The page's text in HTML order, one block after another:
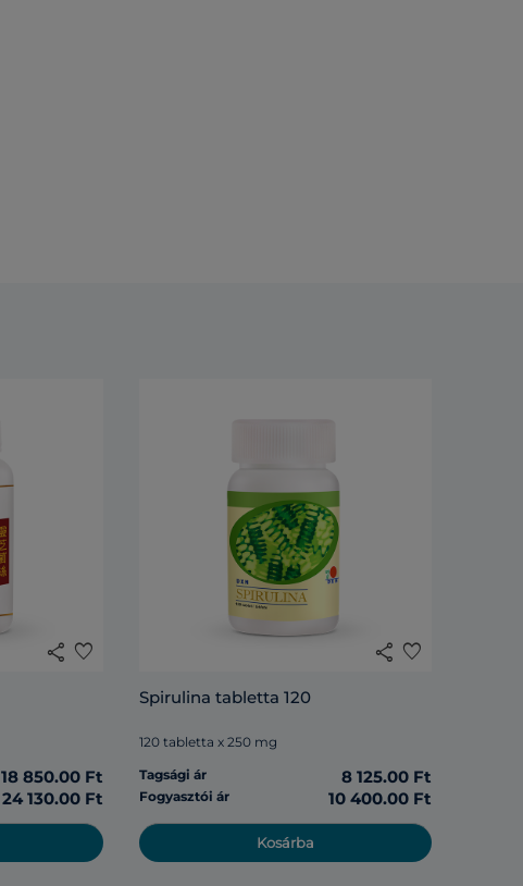
share favorite
18 850.00 Ft
24 130.00 Ft
share favorite
Spirulina tabletta 120
120 tabletta x 250 mg
Tagsági ár
8 125.00 Ft
Fogyasztói ár 10 400.00 Ft
Kosárba